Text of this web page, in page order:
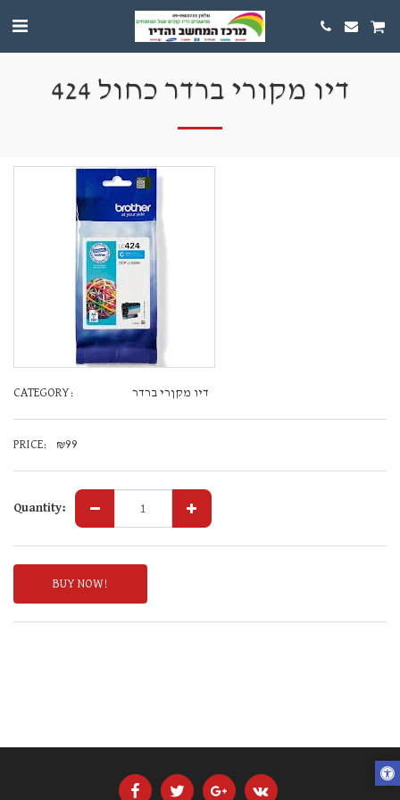
דיו מקורי ברדר כחול 424
CATEGORY: דיו מקןרי ברדר
PRICE: ₪99
Quantity:
BUY NOW!